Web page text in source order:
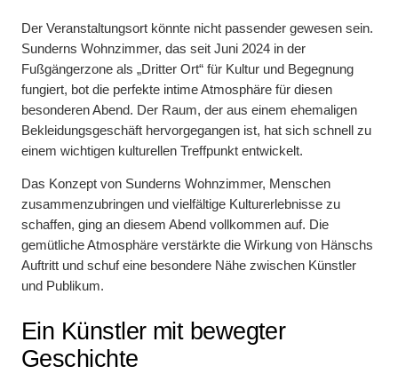
Der Veranstaltungsort könnte nicht passender gewesen sein.
Sunderns Wohnzimmer, das seit Juni 2024 in der
Fußgängerzone als „Dritter Ort“ für Kultur und Begegnung
fungiert, bot die perfekte intime Atmosphäre für diesen
besonderen Abend. Der Raum, der aus einem ehemaligen
Bekleidungsgeschäft hervorgegangen ist, hat sich schnell zu
einem wichtigen kulturellen Treffpunkt entwickelt.
Das Konzept von Sunderns Wohnzimmer, Menschen
zusammenzubringen und vielfältige Kulturerlebnisse zu
schaffen, ging an diesem Abend vollkommen auf. Die
gemütliche Atmosphäre verstärkte die Wirkung von Hänschs
Auftritt und schuf eine besondere Nähe zwischen Künstler
und Publikum.
Ein Künstler mit bewegter
Geschichte